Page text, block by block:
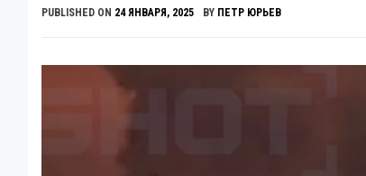
PUBLISHED ON 24 ЯНВАРЯ, 2025 BY ПЕТР ЮРЬЕВ